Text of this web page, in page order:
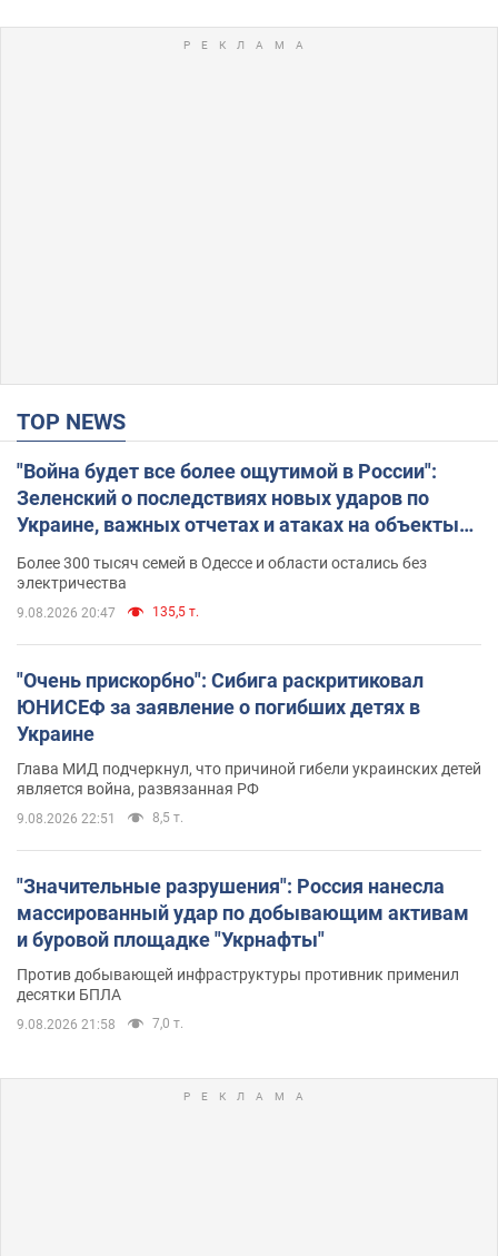
TOP NEWS
"Война будет все более ощутимой в России":
Зеленский о последствиях новых ударов по
Украине, важных отчетах и атаках на объекты
противника. Видео
Более 300 тысяч семей в Одессе и области остались без
электричества
9.08.2026 20:47 135,5 т.
"Очень прискорбно": Сибига раскритиковал
ЮНИСЕФ за заявление о погибших детях в
Украине
Глава МИД подчеркнул, что причиной гибели украинских детей
является война, развязанная РФ
9.08.2026 22:51 8,5 т.
"Значительные разрушения": Россия нанесла
массированный удар по добывающим активам
и буровой площадке "Укрнафты"
Против добывающей инфраструктуры противник применил
десятки БПЛА
9.08.2026 21:58 7,0 т.